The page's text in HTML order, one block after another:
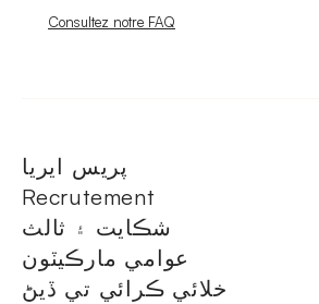
Nouvelle fenêtre
Consultez notre FAQ
پريس ايريا
Recrutement
شڪايت ۽ ثالث
عوامي مارڪيٽون
خلائي ڪرائي تي ڏيڻ